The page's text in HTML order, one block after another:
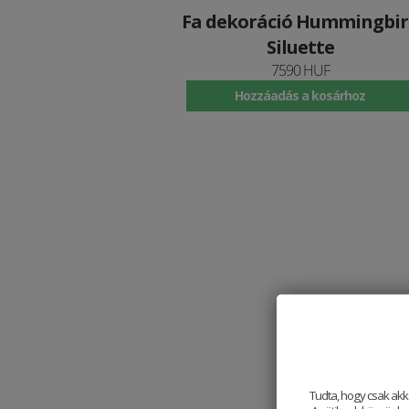
Fa dekoráció
Siluette
7590 HUF
Hozzáadás a kosárhoz
Tudta, hogy csak